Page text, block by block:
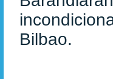
Bilbao.